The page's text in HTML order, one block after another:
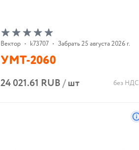
Вектор • k73707 • Забрать 25 августа 2026 г.
УМТ-2060
24 021.61 RUB/шт без НДС